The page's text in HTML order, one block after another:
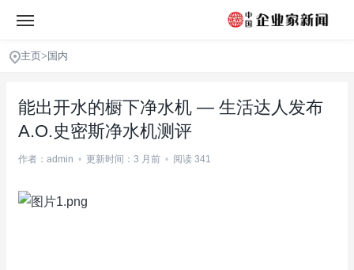
主页> 国内
能出开水的橱下净水机 — 生活达人发布
A.O.史密斯净水机测评
作者：admin • 更新时间：3 月前 • 阅读 341